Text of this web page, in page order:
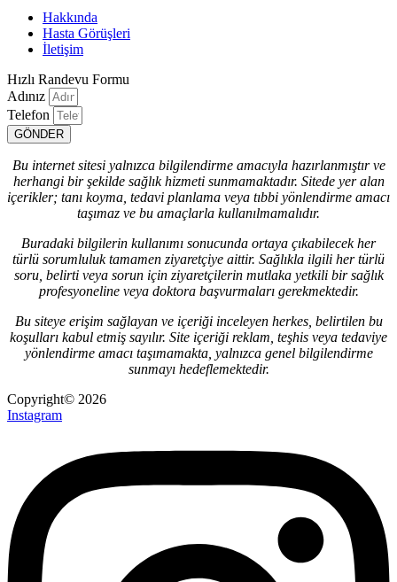
Hakkında
Hasta Görüşleri
İletişim
Hızlı Randevu Formu
Adınız
Telefon
GÖNDER
Bu internet sitesi yalnızca bilgilendirme amacıyla hazırlanmıştır ve
herhangi bir şekilde sağlık hizmeti sunmamaktadır. Sitede yer alan
içerikler; tanı koyma, tedavi planlama veya tıbbi yönlendirme amacı
taşımaz ve bu amaçlarla kullanılmamalıdır.
Buradaki bilgilerin kullanımı sonucunda ortaya çıkabilecek her
türlü sorumluluk tamamen ziyaretçiye aittir. Sağlıkla ilgili her türlü
soru, belirti veya sorun için ziyaretçilerin mutlaka yetkili bir sağlık
profesyoneline veya doktora başvurmaları gerekmektedir.
Bu siteye erişim sağlayan ve içeriği inceleyen herkes, belirtilen bu
koşulları kabul etmiş sayılır. Site içeriği reklam, teşhis veya tedaviye
yönlendirme amacı taşımamakta, yalnızca genel bilgilendirme
sunmayı hedeflemektedir.
Copyright© 2026
Instagram